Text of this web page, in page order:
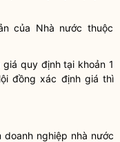
của Nhà nước thuộc
giá quy định tại khoản 1
đồng xác định giá thì
doanh nghiệp nhà nước